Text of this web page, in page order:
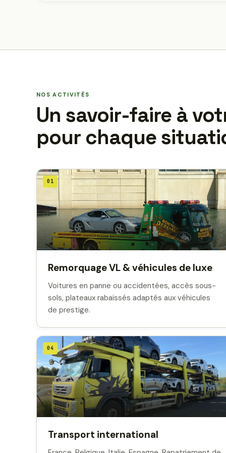
NOS ACTIVITÉS
Un savoir-faire à
pour chaque
01
Remorquage VL & véhicules de luxe
Voitures en panne ou accidentées, accès sous-
sols, plateaux rabaissés adaptés aux véhicules
de prestige.
04
Transport international